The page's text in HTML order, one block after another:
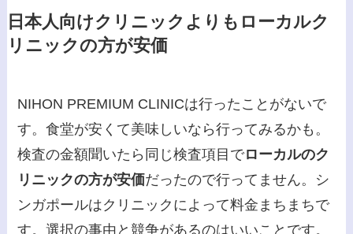
日本人向けクリニックよりもローカルク
リニックの方が安価
NIHON PREMIUM CLINICは行ったことがないで
す。食堂が安くて美味しいなら行ってみるかも。
検査の金額聞いたら同じ検査項目でローカルのク
リニックの方が安価だったので行ってません。シ
ンガポールはクリニックによって料金まちまちで
す。選択の事由と競争があるのはいいことです。